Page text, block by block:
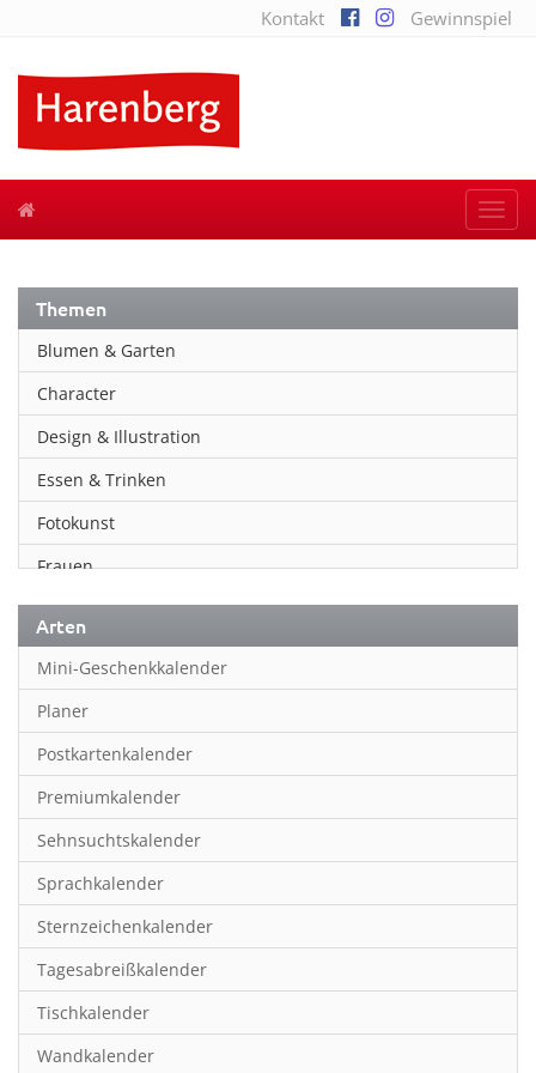
Kontakt Gewinnspiel
Themen
Blumen & Garten
Character
Design & Illustration
Essen & Trinken
Fotokunst
Frauen
Fußball
Geschichte
Humor & Cartoon
Inspiration & Entspannung
Inspiration & Spiritualität
Kinderkalender
Kunst
Länder & Städte
Landschaft & Natur
Lifestyle
Literatur
Arten
Mini-Geschenkkalender
Planer
Postkartenkalender
Premiumkalender
Sehnsuchtskalender
Sprachkalender
Sternzeichenkalender
Tagesabreißkalender
Tischkalender
Wandkalender